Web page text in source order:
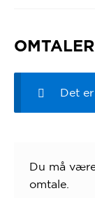
OMTALER
Det
Du må
omtale.